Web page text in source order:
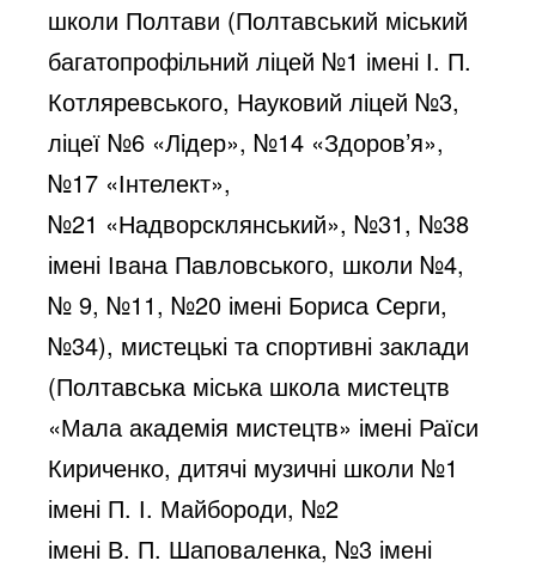
школи Полтави (Полтавський міський
багатопрофільний ліцей №1 імені І. П.
Котляревського, Науковий ліцей №3,
ліцеї №6 «Лідер», №14 «Здоров’я»,
№17 «Інтелект»,
№21 «Надворсклянський», №31, №38
імені Івана Павловського, школи №4,
№ 9, №11, №20 імені Бориса Серги,
№34), мистецькі та спортивні заклади
(Полтавська міська школа мистецтв
«Мала академія мистецтв» імені Раїси
Кириченко, дитячі музичні школи №1
імені П. І. Майбороди, №2
імені В. П. Шаповаленка, №3 імені